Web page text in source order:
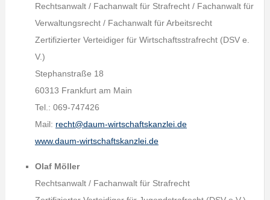
Rechtsanwalt / Fachanwalt für Strafrecht / Fachanwalt für
Verwaltungsrecht / Fachanwalt für Arbeitsrecht
Zertifizierter Verteidiger für Wirtschaftsstrafrecht (DSV e.
V.)
Stephanstraße 18
60313 Frankfurt am Main
Tel.: 069-747426
Mail: recht@daum-wirtschaftskanzlei.de
www.daum-wirtschaftskanzlei.de
Olaf Möller
Rechtsanwalt / Fachanwalt für Strafrecht